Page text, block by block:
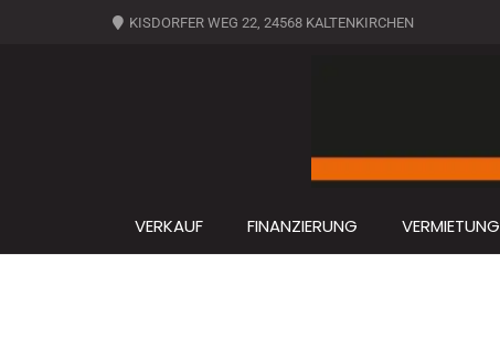
KISDORFER WEG 22, 24568 KALTENKIRCHEN
VERKAUF FINANZIERUNG VERMIETUNG